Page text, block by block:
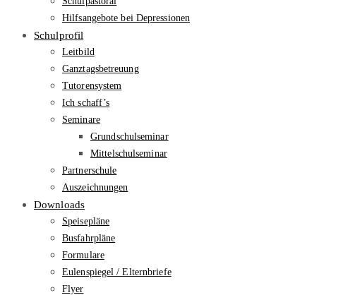
Hilfsangebote bei Depressionen
Schulprofil
Leitbild
Ganztagsbetreuung
Tutorensystem
Ich schaff’s
Seminare
Grundschulseminar
Mittelschulseminar
Partnerschule
Auszeichnungen
Downloads
Speisepläne
Busfahrpläne
Formulare
Eulenspiegel / Elternbriefe
Flyer